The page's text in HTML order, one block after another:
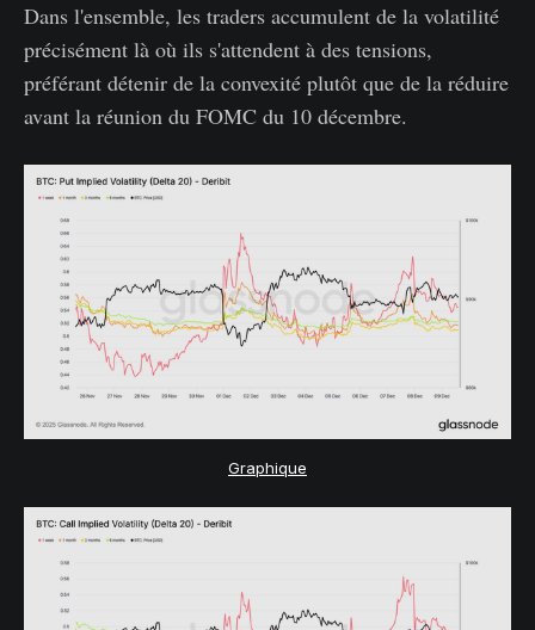
Dans l'ensemble, les traders accumulent de la volatilité
précisément là où ils s'attendent à des tensions,
préférant détenir de la convexité plutôt que de la réduire
avant la réunion du FOMC du 10 décembre.
Graphique